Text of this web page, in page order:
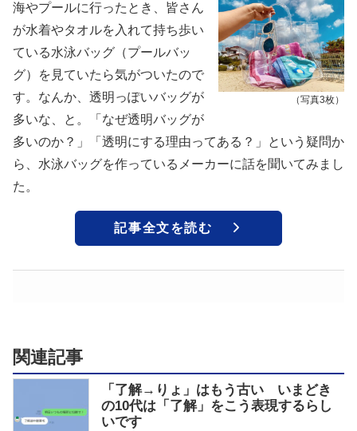
（写真3枚）
海やプールに行ったとき、皆さん
が水着やタオルを入れて持ち歩い
ている水泳バッグ（プールバッ
グ）を見ていたら気がついたので
す。なんか、透明っぽいバッグが
多いな、と。「なぜ透明バッグが
多いのか？」「透明にする理由ってある？」という疑問か
ら、水泳バッグを作っているメーカーに話を聞いてみまし
た。
記事全文を読む
関連記事
「了解→りょ」はもう古い いまどき
の10代は「了解」をこう表現するらし
いです